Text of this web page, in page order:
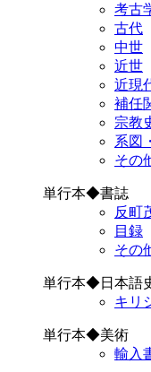
考古
古代
中世
近世
近現
補任
宗教
系図
その
単行本◆書誌
反町
目録
その
単行本◆日本語
キリ
単行本◆美術
輸入